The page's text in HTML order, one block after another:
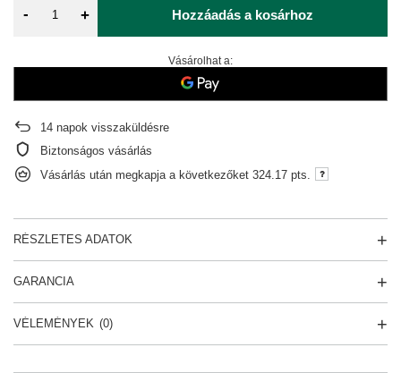
- + Hozzáadás a kosárhoz
Vásárolhat a:
14 napok visszaküldésre
Biztonságos vásárlás
Vásárlás után megkapja a következőket 324.17 pts.
RÉSZLETES ADATOK
GARANCIA
VÉLEMÉNYEK (0)